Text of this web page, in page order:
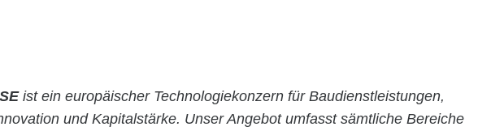
ist ein europäischer Technologiekonzern für Baudienstleistungen,
und Kapitalstärke. Unser Angebot umfasst sämtliche Bereiche